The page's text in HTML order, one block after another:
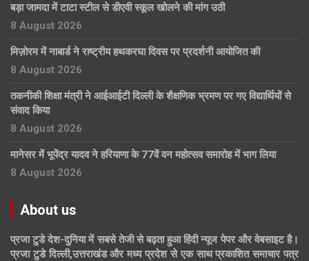
बड़ा जामदा में टाटा स्टील से डीएवी स्कूल खोलने की मांग उठी
8 August 2026
मिज़ोरम में नाबार्ड ने राष्ट्रीय हथकरघा दिवस पर प्रदर्शनी आयोजित की
8 August 2026
तकनीकी शिक्षा मंत्री ने आईआईटी दिल्ली के शैक्षणिक भ्रमण पर गए विद्यार्थियों से
संवाद किया
8 August 2026
मानेसर में भूपेंद्र यादव ने हरियाणा के 77वें वन महोत्सव समारोह में भाग लिया
8 August 2026
About us
प्रजा टुडे देश-दुनिया में सबसे तेजी से बढ़ता हुआ हिंदी न्यूज पेपर और वेबसाइट है।
प्रजा टुडे दिल्ली,उत्तराखंड और मध्य प्रदेश से एक साथ प्रकाशित समाचार पत्र